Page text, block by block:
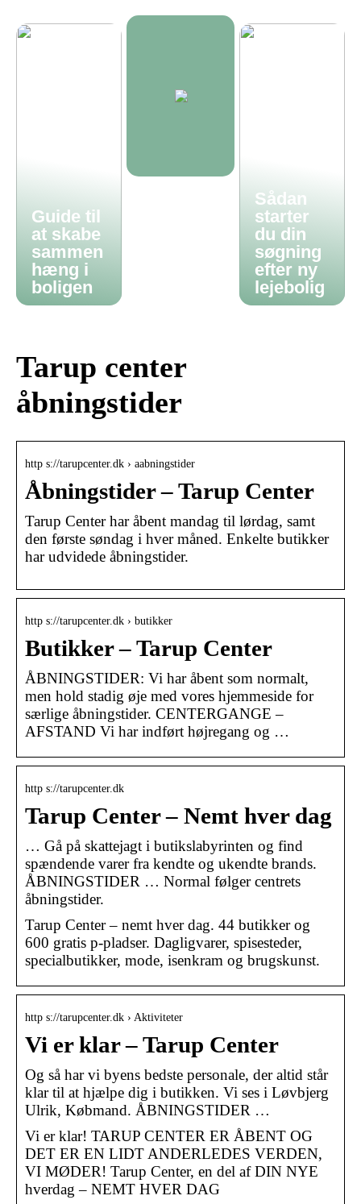
Guide til
at skabe
sammen
hæng i
boligen
Sådan
starter
du din
søgning
efter ny
lejebolig
Tarup center
åbningstider
http s://tarupcenter.dk › aabningstider
Åbningstider – Tarup Center
Tarup Center har åbent mandag til lørdag, samt
den første søndag i hver måned. Enkelte butikker
har udvidede åbningstider.
http s://tarupcenter.dk › butikker
Butikker – Tarup Center
ÅBNINGSTIDER: Vi har åbent som normalt,
men hold stadig øje med vores hjemmeside for
særlige åbningstider. CENTERGANGE –
AFSTAND Vi har indført højregang og …
http s://tarupcenter.dk
Tarup Center – Nemt hver dag
… Gå på skattejagt i butikslabyrinten og find
spændende varer fra kendte og ukendte brands.
ÅBNINGSTIDER … Normal følger centrets
åbningstider.
Tarup Center – nemt hver dag. 44 butikker og
600 gratis p-pladser. Dagligvarer, spisesteder,
specialbutikker, mode, isenkram og brugskunst.
http s://tarupcenter.dk › Aktiviteter
Vi er klar – Tarup Center
Og så har vi byens bedste personale, der altid står
klar til at hjælpe dig i butikken. Vi ses i Løvbjerg
Ulrik, Købmand. ÅBNINGSTIDER …
Vi er klar! TARUP CENTER ER ÅBENT OG
DET ER EN LIDT ANDERLEDES VERDEN,
VI MØDER! Tarup Center, en del af DIN NYE
hverdag – NEMT HVER DAG